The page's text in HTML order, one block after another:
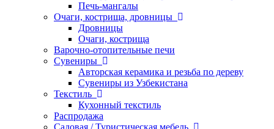
Печь-мангалы
Очаги, кострища, дровницы
Дровницы
Очаги, кострища
Варочно-отопительные печи
Сувениры
Авторская керамика и резьба по дереву
Сувениры из Узбекистана
Текстиль
Кухонный текстиль
Распродажа
Садовая / Туристическая мебель